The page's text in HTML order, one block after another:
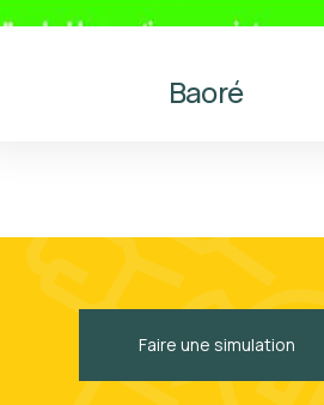
Baoré
Faire une simulation